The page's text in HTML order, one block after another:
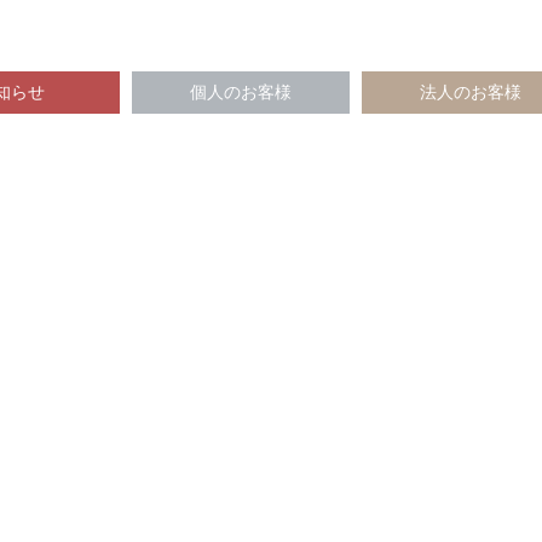
らせ 個人のお客様 法人のお客様